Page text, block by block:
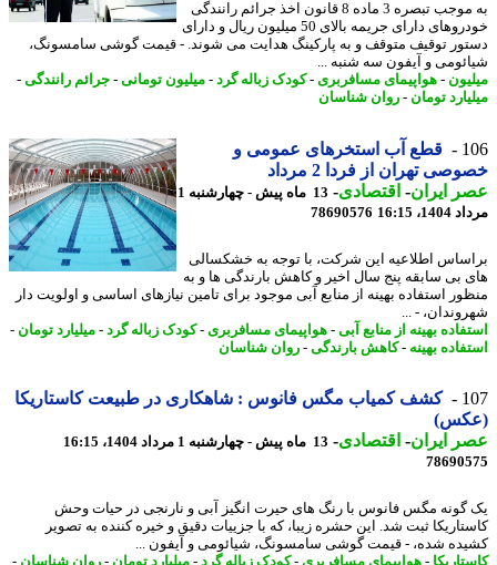
به موجب تبصره 3 ماده 8 قانون اخذ جرائم رانندگی
خودروهای دارای جریمه بالای 50 میلیون ریال و دارای
توقیف متوقف و به پارکینگ هدایت می شوند. - قیمت گوشی سامسونگ،
و آیفون سه شنبه ...
-هواپیمای مسافربری - کودک زباله گرد-میلیون تومانی-جرائم رانندگی-
تومان-روان شناسان
قطع آب استخرهای عمومی و
تهران از فردا 2 مرداد
ایران- اقتصادی-
13 ماه پیش - چهارشنبه 1
16:15
78690576
اطلاعیه این شرکت، با توجه به خشکسالی
بی سابقه پنج سال اخیر و کاهش بارندگی ها و به
استفاده بهینه از منابع آبی موجود برای تامین نیازهای اساسی و اولویت دار
- ...
بهینه از منابع آبی- هواپیمای مسافربری - کودک زباله گرد-میلیارد تومان-
بهینه -کاهش بارندگی-روان شناسان
کشف کمیاب مگس فانوس : شاهکاری در طبیعت کاستاریکا
ایران- اقتصادی-13 ماه پیش - چهارشنبه 1 مرداد 1404، 16:15
مگس فانوس با رنگ های حیرت انگیز آبی و نارنجی در حیات وحش
ثبت شد. این حشره زیبا، که با جزییات دقیق و خیره کننده به تصویر
شده، - قیمت گوشی سامسونگ، شیائومی و آیفون ...
- هواپیمای مسافربری - کودک زباله گرد-میلیارد تومان-روان شناسان-